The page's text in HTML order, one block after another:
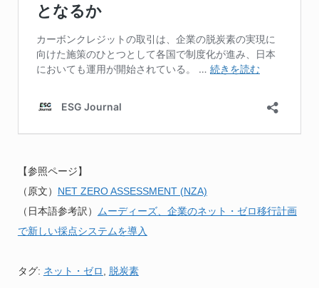
【参照ページ】
（原文） NET ZERO ASSESSMENT (NZA)
（日本語参考訳）
ムーディーズ、企業のネット・ゼロ移行計画
で新しい採点システムを導入
タグ: ネット・ゼロ 脱炭素